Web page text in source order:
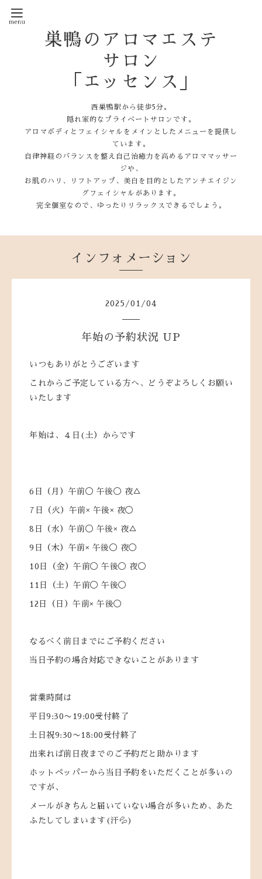
巣鴨のアロマエステ
サロン
「エッセンス」
西巣鴨駅から徒歩5分。
隠れ家的なプライベートサロンです。
アロマボディとフェイシャルをメインとしたメニューを提供し
ています。
自律神経のバランスを整え自己治癒力を高めるアロママッサー
ジや、
お肌のハリ、リフトアップ、美白を目的としたアンチエイジン
グフェイシャルがあります。
完全個室なので、ゆったりリラックスできるでしょう。
インフォメーション
2025 /01 /04
年始の予約状況 UP
いつもありがとうございます
これからご予定している方へ、どうぞよろしくお願い
いたします
年始は、４日(土）からです
6日（月）午前◯ 午後◯ 夜△
7日（火）午前× 午後× 夜◯
8日（水）午前◯ 午後× 夜△
9日（木）午前× 午後◯ 夜◯
10日（金）午前◯ 午後◯ 夜◯
11日（土）午前◯ 午後◯
12日（日）午前× 午後◯
なるべく前日までにご予約ください
当日予約の場合対応できないことがあります
営業時間は
平日9:30〜19:00受付終了
土日祝9:30〜18:00受付終了
出来れば前日夜までのご予約だと助かります
ホットペッパーから当日予約をいただくことが多いの
ですが、
メールがきちんと届いていない場合が多いため、あた
ふたしてしまいます(汗💦)